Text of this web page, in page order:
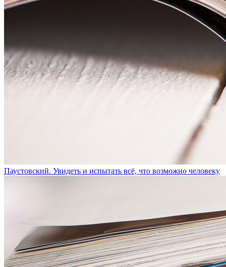
Паустовский. Увидеть и испытать всё, что возможно человеку